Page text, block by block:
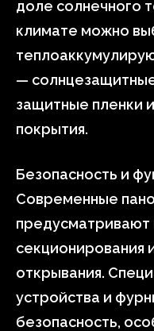
доле солнечного
климате можно
—
защитные пленки
покрытия.
Безопасность и
Современные
предусматривают
секционирования
открывания.
устройства и
безопасность,